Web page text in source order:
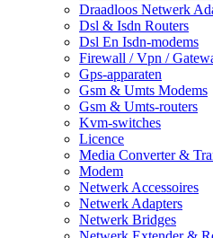
Draadloos Netwerk
Dsl & Isdn Routers
Dsl En Isdn-modems
Firewall / Vpn /
Gps-apparaten
Gsm & Umts Modems
Gsm & Umts-routers
Kvm-switches
Licence
Media Converter &
Modem
Netwerk Accessoires
Netwerk Adapters
Netwerk Bridges